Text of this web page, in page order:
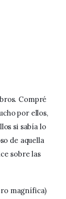
Compré
por ellos,
si sabía lo
de aquella
sobre las
magnífica)